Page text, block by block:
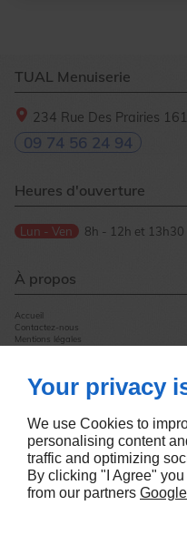
TUAL Menuiserie
234 Rue Des Prairies
09 74 56 24 94
Heures d'ouverture
Lun - Ven 8h - 12h et 13h30
À propos
Accueil
Contactez-nous
Mentions légales
Suivez-nous
Your privacy
We use Cookies to
personalising content
traffic and optimizing
By clicking "I Agree"
from our partners Google